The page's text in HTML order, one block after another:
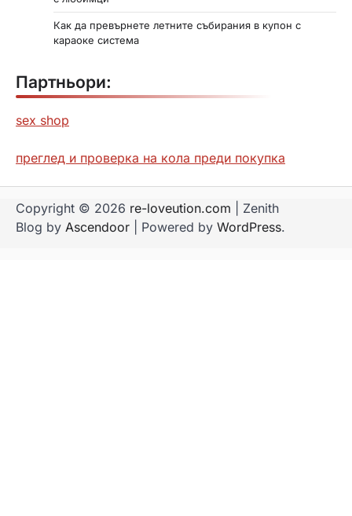
Как да превърнете летните събирания в купон с
караоке система
Партньори:
sex shop
преглед и проверка на кола преди покупка
Copyright © 2026 re-loveution.com | Zenith
Blog by Ascendoor | Powered by WordPress.